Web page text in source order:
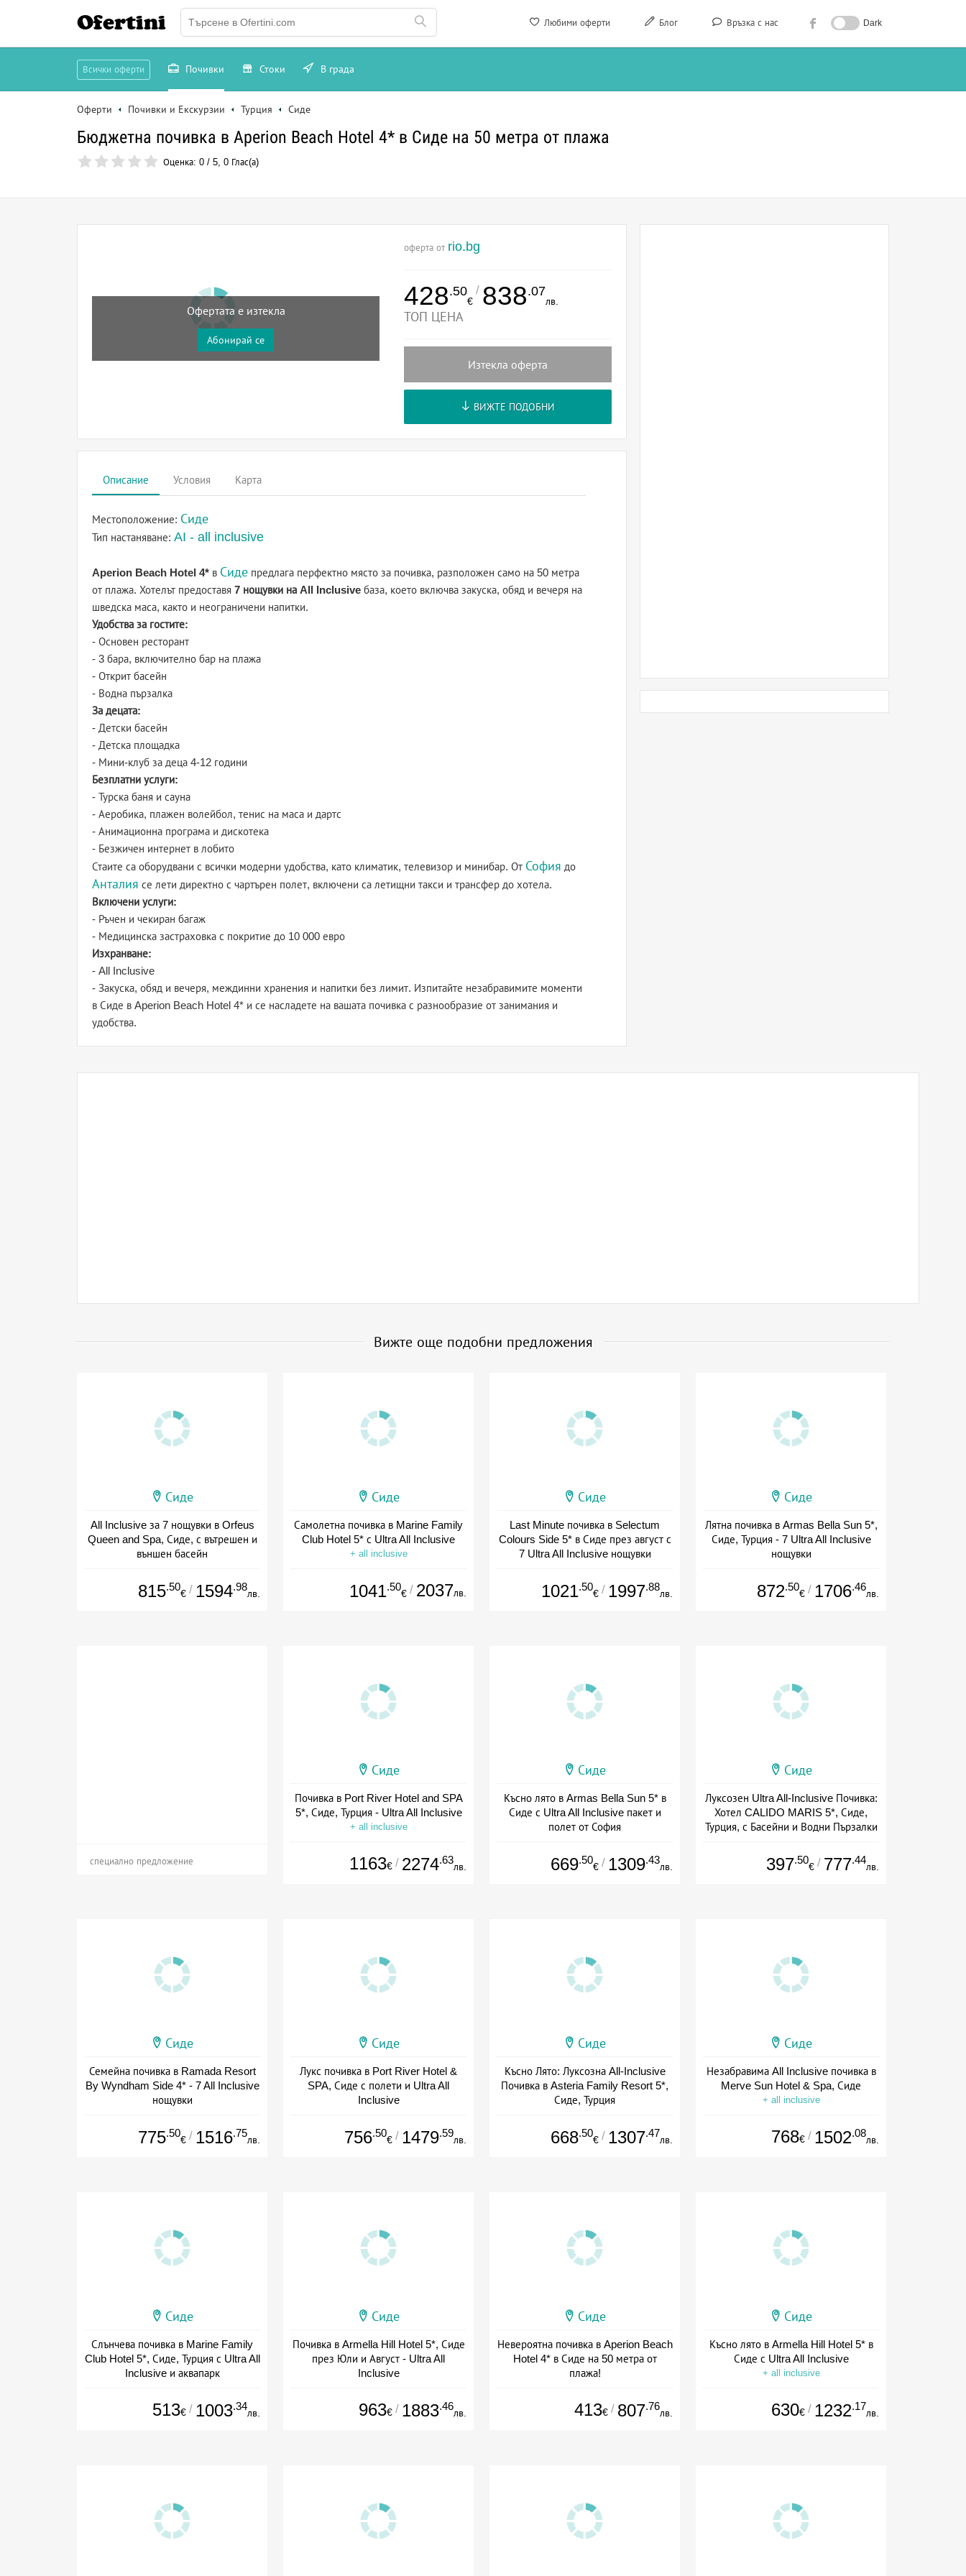
Любими оферти Блог Връзка с нас Dark
Ofertini
Всички оферти Почивки Стоки В града
Оферти Почивки и Екскурзии Турция Сиде
Бюджетна почивка в Aperion Beach Hotel 4* в Сиде на 50 метра от плажа
Оценка: 0 / 5, 0 Глас(а)
Офертата е изтекла
Абонирай се
оферта от rio.bg
428.50
€
/ 838.07
лв.
ТОП ЦЕНА
Изтекла оферта
ВИЖТЕ ПОДОБНИ
Описание Условия Карта
Местоположение: Сиде
Тип настаняване: AI - all inclusive
Aperion Beach Hotel 4* в Сиде предлага перфектно място за почивка, разположен само на 50 метра
от плажа. Хотелът предоставя 7 нощувки на All Inclusive база, което включва закуска, обяд и вечеря на
шведска маса, както и неограничени напитки.
Удобства за гостите:
- Основен ресторант
- 3 бара, включително бар на плажа
- Открит басейн
- Водна пързалка
За децата:
- Детски басейн
- Детска площадка
- Мини-клуб за деца 4-12 години
Безплатни услуги:
- Турска баня и сауна
- Аеробика, плажен волейбол, тенис на маса и дартс
- Анимационна програма и дискотека
- Безжичен интернет в лобито
Стаите са оборудвани с всички модерни удобства, като климатик, телевизор и минибар. От София до
Анталия се лети директно с чартърен полет, включени са летищни такси и трансфер до хотела.
Включени услуги:
- Ръчен и чекиран багаж
- Медицинска застраховка с покритие до 10 000 евро
Изхранване:
- All Inclusive
- Закуска, обяд и вечеря, междинни хранения и напитки без лимит. Изпитайте незабравимите моменти
в Сиде в Aperion Beach Hotel 4* и се насладете на вашата почивка с разнообразие от занимания и
удобства.
Вижте още подобни предложения
Сиде
All Inclusive за 7 нощувки в Orfeus
Queen and Spa, Сиде, с вътрешен и
външен басейн
815.50
€ / 1594.98
лв.
Сиде
Самолетна почивка в Marine Family
Club Hotel 5* с Ultra All Inclusive
+ all inclusive
1041.50
€ / 2037лв.
Сиде
Last Minute почивка в Selectum
Colours Side 5* в Сиде през август с
7 Ultra All Inclusive нощувки
1021.50
€ / 1997.88
лв.
Сиде
Лятна почивка в Armas Bella Sun 5*,
Сиде, Турция - 7 Ultra All Inclusive
нощувки
872.50
€ / 1706.46
лв.
специално предложение
Сиде
Почивка в Port River Hotel and SPA
5*, Сиде, Турция - Ultra All Inclusive
+ all inclusive
1163€ / 2274.63
лв.
Сиде
Късно лято в Armas Bella Sun 5* в
Сиде с Ultra All Inclusive пакет и
полет от София
669.50
€ / 1309.43
лв.
Сиде
Луксозен Ultra All-Inclusive Почивка:
Хотел CALIDO MARIS 5*, Сиде,
Турция, с Басейни и Водни Пързалки
397.50
€ / 777.44
лв.
Сиде
Семейна почивка в Ramada Resort
By Wyndham Side 4* - 7 All Inclusive
нощувки
775.50
€ / 1516.75
лв.
Сиде
Лукс почивка в Port River Hotel &
SPA, Сиде с полети и Ultra All
Inclusive
756.50
€ / 1479.59
лв.
Сиде
Късно Лято: Луксозна All-Inclusive
Почивка в Asteria Family Resort 5*,
Сиде, Турция
668.50
€ / 1307.47
лв.
Сиде
Незабравима All Inclusive почивка в
Merve Sun Hotel & Spa, Сиде
+ all inclusive
768€ / 1502.08
лв.
Сиде
Слънчева почивка в Marine Family
Club Hotel 5*, Сиде, Турция с Ultra All
Inclusive и аквапарк
513€ / 1003.34
лв.
Сиде
Почивка в Armella Hill Hotel 5*, Сиде
през Юли и Август - Ultra All
Inclusive
963€ / 1883.46
лв.
Сиде
Невероятна почивка в Aperion Beach
Hotel 4* в Сиде на 50 метра от
плажа!
413€ / 807.76
лв.
Сиде
Късно лято в Armella Hill Hotel 5* в
Сиде с Ultra All Inclusive
+ all inclusive
630€ / 1232.17
лв.